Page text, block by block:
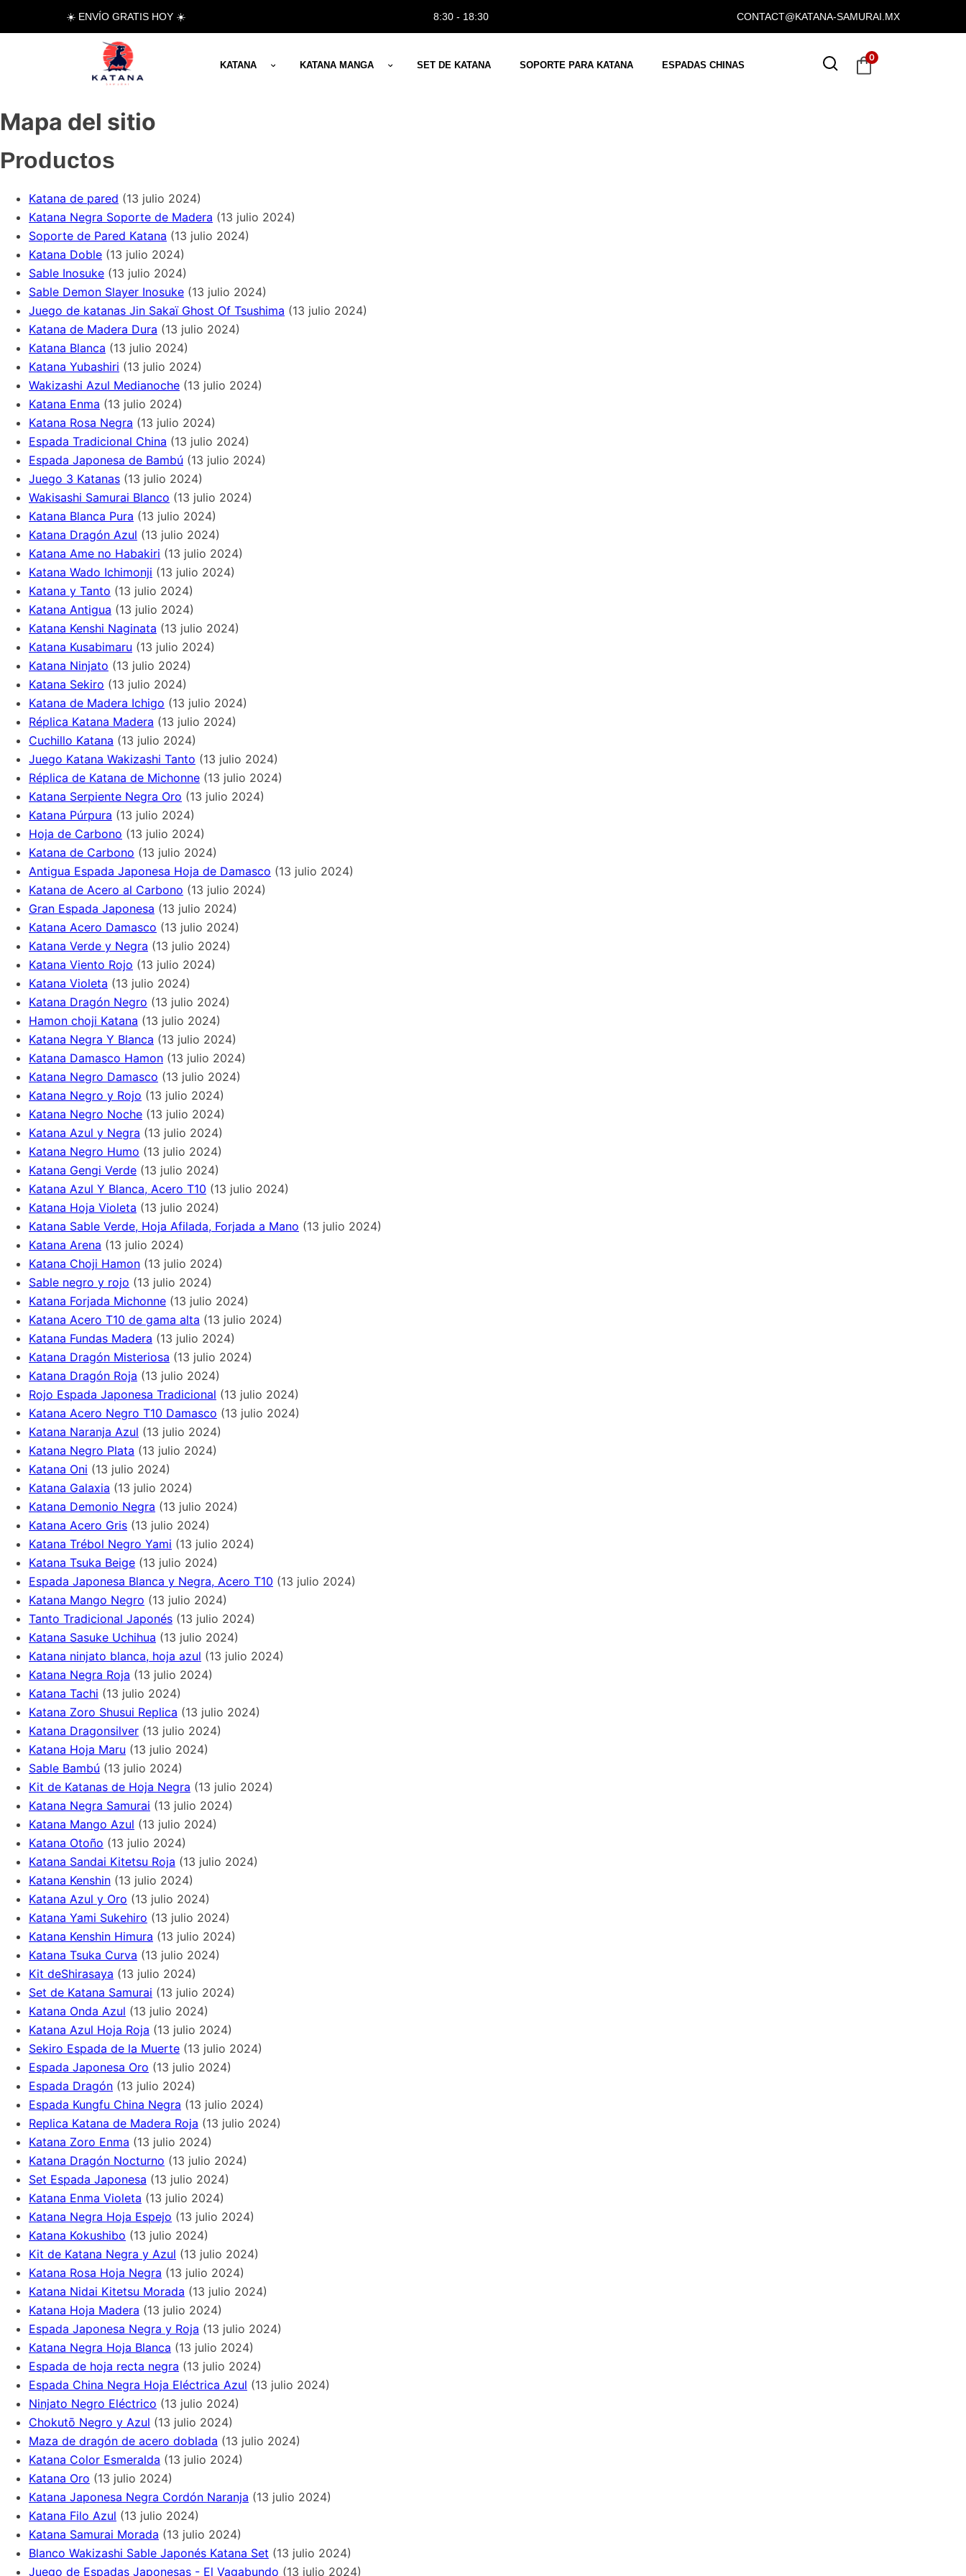
☀️ ENVÍO GRATIS HOY ☀️ 8:30 - 18:30 CONTACT@KATANA-SAMURAI.MX
KATANA KATANA MANGA SET DE KATANA SOPORTE PARA KATANA ESPADAS CHINAS
0
Mapa del sitio
Productos
Katana de pared (13 julio 2024)
Katana Negra Soporte de Madera (13 julio 2024)
Soporte de Pared Katana (13 julio 2024)
Katana Doble (13 julio 2024)
Sable Inosuke (13 julio 2024)
Sable Demon Slayer Inosuke (13 julio 2024)
Juego de katanas Jin Sakaï Ghost Of Tsushima (13 julio 2024)
Katana de Madera Dura (13 julio 2024)
Katana Blanca (13 julio 2024)
Katana Yubashiri (13 julio 2024)
Wakizashi Azul Medianoche (13 julio 2024)
Katana Enma (13 julio 2024)
Katana Rosa Negra (13 julio 2024)
Espada Tradicional China (13 julio 2024)
Espada Japonesa de Bambú (13 julio 2024)
Juego 3 Katanas (13 julio 2024)
Wakisashi Samurai Blanco (13 julio 2024)
Katana Blanca Pura (13 julio 2024)
Katana Dragón Azul (13 julio 2024)
Katana Ame no Habakiri (13 julio 2024)
Katana Wado Ichimonji (13 julio 2024)
Katana y Tanto (13 julio 2024)
Katana Antigua (13 julio 2024)
Katana Kenshi Naginata (13 julio 2024)
Katana Kusabimaru (13 julio 2024)
Katana Ninjato (13 julio 2024)
Katana Sekiro (13 julio 2024)
Katana de Madera Ichigo (13 julio 2024)
Réplica Katana Madera (13 julio 2024)
Cuchillo Katana (13 julio 2024)
Juego Katana Wakizashi Tanto (13 julio 2024)
Réplica de Katana de Michonne (13 julio 2024)
Katana Serpiente Negra Oro (13 julio 2024)
Katana Púrpura (13 julio 2024)
Hoja de Carbono (13 julio 2024)
Katana de Carbono (13 julio 2024)
Antigua Espada Japonesa Hoja de Damasco (13 julio 2024)
Katana de Acero al Carbono (13 julio 2024)
Gran Espada Japonesa (13 julio 2024)
Katana Acero Damasco (13 julio 2024)
Katana Verde y Negra (13 julio 2024)
Katana Viento Rojo (13 julio 2024)
Katana Violeta (13 julio 2024)
Katana Dragón Negro (13 julio 2024)
Hamon choji Katana (13 julio 2024)
Katana Negra Y Blanca (13 julio 2024)
Katana Damasco Hamon (13 julio 2024)
Katana Negro Damasco (13 julio 2024)
Katana Negro y Rojo (13 julio 2024)
Katana Negro Noche (13 julio 2024)
Katana Azul y Negra (13 julio 2024)
Katana Negro Humo (13 julio 2024)
Katana Gengi Verde (13 julio 2024)
Katana Azul Y Blanca, Acero T10 (13 julio 2024)
Katana Hoja Violeta (13 julio 2024)
Katana Sable Verde, Hoja Afilada, Forjada a Mano (13 julio 2024)
Katana Arena (13 julio 2024)
Katana Choji Hamon (13 julio 2024)
Sable negro y rojo (13 julio 2024)
Katana Forjada Michonne (13 julio 2024)
Katana Acero T10 de gama alta (13 julio 2024)
Katana Fundas Madera (13 julio 2024)
Katana Dragón Misteriosa (13 julio 2024)
Katana Dragón Roja (13 julio 2024)
Rojo Espada Japonesa Tradicional (13 julio 2024)
Katana Acero Negro T10 Damasco (13 julio 2024)
Katana Naranja Azul (13 julio 2024)
Katana Negro Plata (13 julio 2024)
Katana Oni (13 julio 2024)
Katana Galaxia (13 julio 2024)
Katana Demonio Negra (13 julio 2024)
Katana Acero Gris (13 julio 2024)
Katana Trébol Negro Yami (13 julio 2024)
Katana Tsuka Beige (13 julio 2024)
Espada Japonesa Blanca y Negra, Acero T10 (13 julio 2024)
Katana Mango Negro (13 julio 2024)
Tanto Tradicional Japonés (13 julio 2024)
Katana Sasuke Uchihua (13 julio 2024)
Katana ninjato blanca, hoja azul (13 julio 2024)
Katana Negra Roja (13 julio 2024)
Katana Tachi (13 julio 2024)
Katana Zoro Shusui Replica (13 julio 2024)
Katana Dragonsilver (13 julio 2024)
Katana Hoja Maru (13 julio 2024)
Sable Bambú (13 julio 2024)
Kit de Katanas de Hoja Negra (13 julio 2024)
Katana Negra Samurai (13 julio 2024)
Katana Mango Azul (13 julio 2024)
Katana Otoño (13 julio 2024)
Katana Sandai Kitetsu Roja (13 julio 2024)
Katana Kenshin (13 julio 2024)
Katana Azul y Oro (13 julio 2024)
Katana Yami Sukehiro (13 julio 2024)
Katana Kenshin Himura (13 julio 2024)
Katana Tsuka Curva (13 julio 2024)
Kit deShirasaya (13 julio 2024)
Set de Katana Samurai (13 julio 2024)
Katana Onda Azul (13 julio 2024)
Katana Azul Hoja Roja (13 julio 2024)
Sekiro Espada de la Muerte (13 julio 2024)
Espada Japonesa Oro (13 julio 2024)
Espada Dragón (13 julio 2024)
Espada Kungfu China Negra (13 julio 2024)
Replica Katana de Madera Roja (13 julio 2024)
Katana Zoro Enma (13 julio 2024)
Katana Dragón Nocturno (13 julio 2024)
Set Espada Japonesa (13 julio 2024)
Katana Enma Violeta (13 julio 2024)
Katana Negra Hoja Espejo (13 julio 2024)
Katana Kokushibo (13 julio 2024)
Kit de Katana Negra y Azul (13 julio 2024)
Katana Rosa Hoja Negra (13 julio 2024)
Katana Nidai Kitetsu Morada (13 julio 2024)
Katana Hoja Madera (13 julio 2024)
Espada Japonesa Negra y Roja (13 julio 2024)
Katana Negra Hoja Blanca (13 julio 2024)
Espada de hoja recta negra (13 julio 2024)
Espada China Negra Hoja Eléctrica Azul (13 julio 2024)
Ninjato Negro Eléctrico (13 julio 2024)
Chokutō Negro y Azul (13 julio 2024)
Maza de dragón de acero doblada (13 julio 2024)
Katana Color Esmeralda (13 julio 2024)
Katana Oro (13 julio 2024)
Katana Japonesa Negra Cordón Naranja (13 julio 2024)
Katana Filo Azul (13 julio 2024)
Katana Samurai Morada (13 julio 2024)
Blanco Wakizashi Sable Japonés Katana Set (13 julio 2024)
Juego de Espadas Japonesas - El Vagabundo (13 julio 2024)